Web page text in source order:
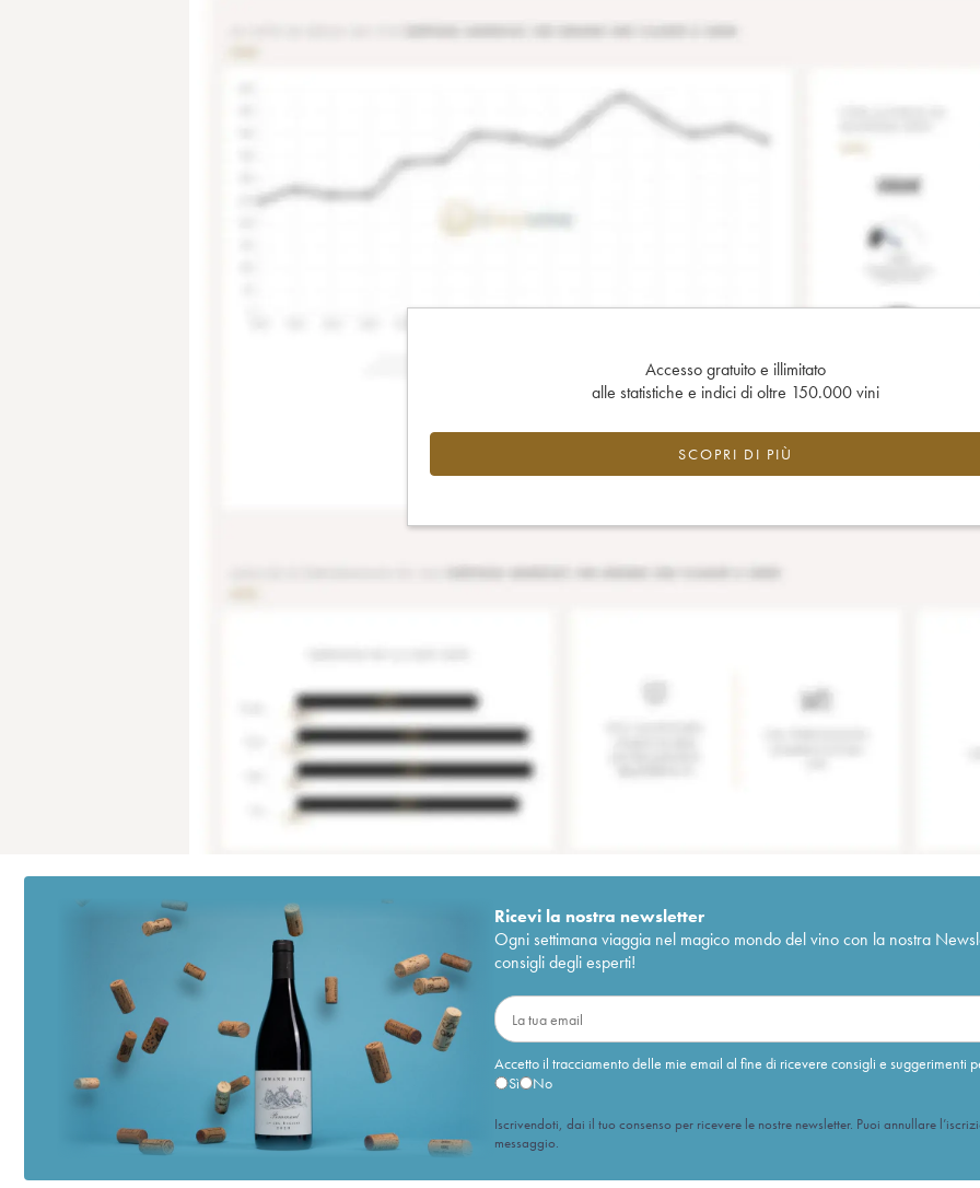
Accesso gratuito e illimitato
alle statistiche e indici di oltre 150.000 vini
SCOPRI DI PIÙ
Ricevi la nostra newsletter
Ogni settimana viaggia nel magico mondo del vino con la nostra
consigli degli esperti!
Accetto il tracciamento delle mie email al fine di ricevere consigli e suggerimenti
Sì
No
Iscrivendoti, dai il tuo consenso per ricevere le nostre newsletter. Puoi annullare
messaggio.